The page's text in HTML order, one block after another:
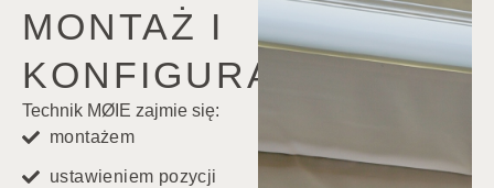
MONTAŻ I
KONFIGURACJA
Technik MØIE zajmie się:
montażem
ustawieniem pozycji